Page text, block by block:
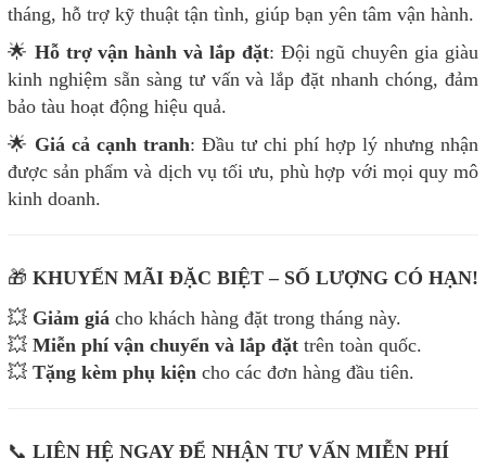
tháng, hỗ trợ kỹ thuật tận tình, giúp bạn yên tâm vận hành.
🌟 Hỗ trợ vận hành và lắp đặt: Đội ngũ chuyên gia giàu
kinh nghiệm sẵn sàng tư vấn và lắp đặt nhanh chóng, đảm
bảo tàu hoạt động hiệu quả.
🌟 Giá cả cạnh tranh: Đầu tư chi phí hợp lý nhưng nhận
được sản phẩm và dịch vụ tối ưu, phù hợp với mọi quy mô
kinh doanh.
🎁 KHUYẾN MÃI ĐẶC BIỆT – SỐ LƯỢNG CÓ HẠN!
💥 Giảm giá cho khách hàng đặt trong tháng này.
💥 Miễn phí vận chuyển và lắp đặt trên toàn quốc.
💥 Tặng kèm phụ kiện cho các đơn hàng đầu tiên.
📞 LIÊN HỆ NGAY ĐỂ NHẬN TƯ VẤN MIỄN PHÍ